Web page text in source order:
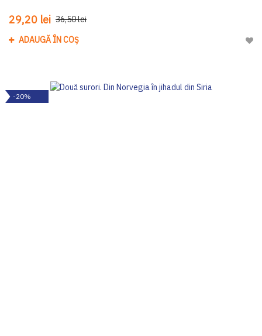
29,20 lei 36,50 lei
ADAUGĂ ÎN COȘ
-20%